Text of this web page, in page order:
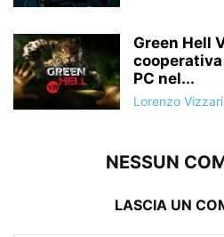
Green Hell
PC nel...
Lorenzo Vizzari
NESSUN
LASCIA UN